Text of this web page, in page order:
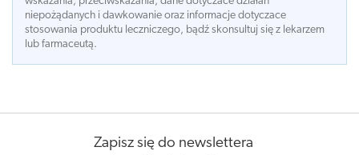
niepożądanych i dawkowanie oraz informacje dotyczace
stosowania produktu leczniczego, bądź skonsultuj się z lekarzem
lub farmaceutą.
Zapisz się do newslettera